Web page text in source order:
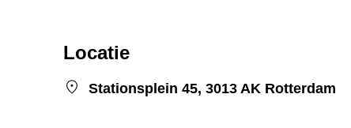
Locatie
Stationsplein 45, 3013 AK Rotterdam